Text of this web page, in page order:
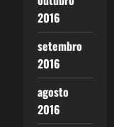
2016
setembro
2016
agosto
2016